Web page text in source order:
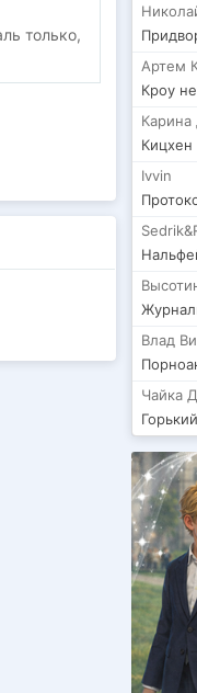
только,
Артем
Кроу
Кицхен
Ivvin
Влад
Чайка